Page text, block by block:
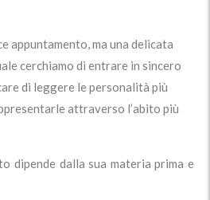
appuntamento, ma una delicata
cerchiamo di entrare in sincero
di leggere le personalità più
attraverso l’abito più
dipende dalla sua materia prima e